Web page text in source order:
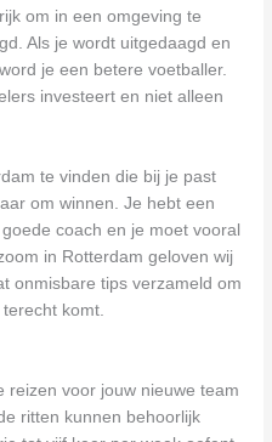
om in een omgeving te
Als je wordt uitgedaagd en
je een betere voetballer.
investeert en niet alleen
te vinden die bij je past
om winnen. Je hebt een
coach en je moet vooral
in Rotterdam geloven wij
onmisbare tips verzameld om
komt.
reizen voor jouw nieuwe team
ritten kunnen behoorlijk